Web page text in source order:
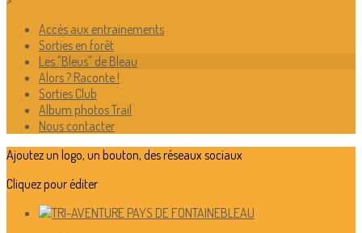
Accès aux entrainements
Sorties en forêt
Les "Bleus" de Bleau
Alors ? Raconte !
Sorties Club
Album photos Trail
Nous contacter
Ajoutez un logo, un bouton, des réseaux sociaux
Cliquez pour éditer